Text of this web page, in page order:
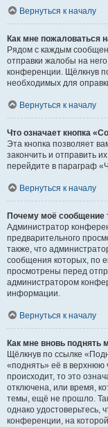
Вернуться к началу
Как мне пожаловаться
Рядом с каждым
отправки жалобы на
конференции. Щёлкнув
необходимых для
Вернуться к началу
Что означает кнопка
Эта кнопка позволяет
закончить и отправить
перейдите в параграф
Вернуться к началу
Почему моё сообщение
Администратор
предварительного
также, что
сообщения которых, по
просмотрены перед
администратором
информации.
Вернуться к началу
Как мне вновь поднять
Щёлкнув по ссылке
«поднять» её в верхнюю
происходит, то это
отключена, или время,
темы, ещё не прошло.
однако
конференции, на